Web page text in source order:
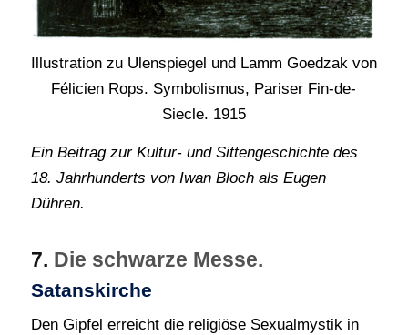
Illustration zu Ulenspiegel und Lamm Goedzak von
Félicien Rops. Symbolismus, Pariser Fin-de-
Siecle. 1915
Ein Beitrag zur Kultur- und Sittengeschichte des
18. Jahrhunderts von Iwan Bloch als Eugen
Dühren.
7. Die schwarze Messe.
Satanskirche
Den Gipfel erreicht die religiöse Sexualmystik in